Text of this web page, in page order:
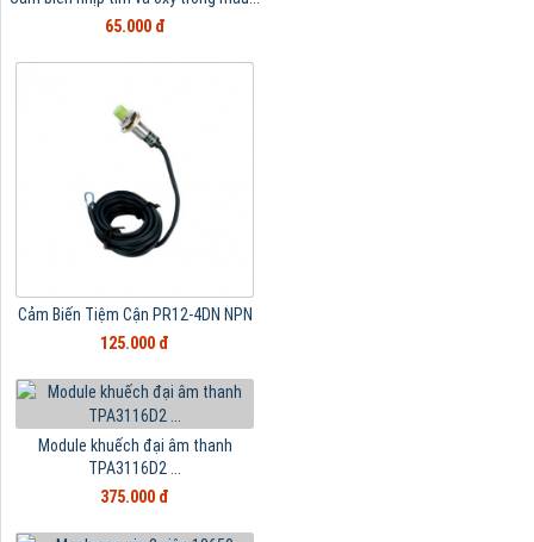
65.000 đ
Cảm Biến Tiệm Cận PR12-4DN NPN
125.000 đ
Module khuếch đại âm thanh
TPA3116D2 ...
375.000 đ